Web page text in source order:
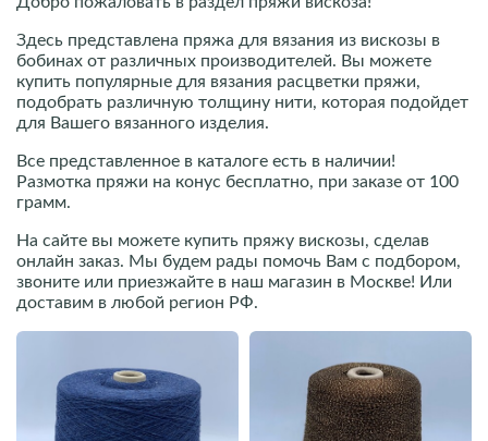
Здесь представлена пряжа для вязания из вискозы в
бобинах от различных производителей. Вы можете
купить популярные для вязания расцветки пряжи,
подобрать различную толщину нити, которая подойдет
для Вашего вязанного изделия.
Все представленное в каталоге есть в наличии!
Размотка пряжи на конус бесплатно, при заказе от 100
грамм.
На сайте вы можете купить пряжу вискозы, сделав
онлайн заказ. Мы будем рады помочь Вам с подбором,
звоните или приезжайте в наш магазин в Москве! Или
доставим в любой регион РФ.